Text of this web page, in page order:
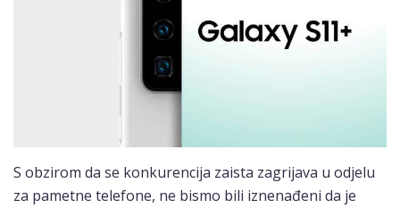
S obzirom da se konkurencija zaista zagrijava u odjelu
za pametne telefone, ne bismo bili iznenađeni da je